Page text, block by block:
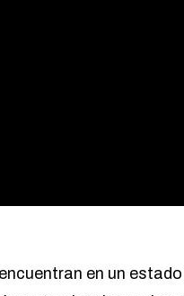
en un